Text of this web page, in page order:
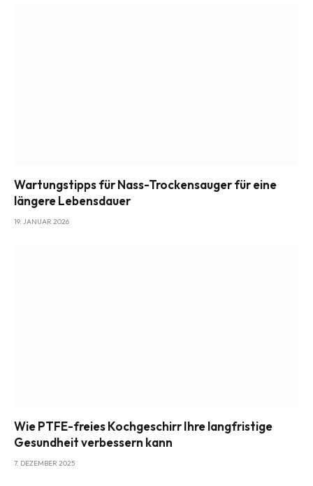
Wartungstipps für Nass-Trockensauger für eine
längere Lebensdauer
19. JANUAR 2026
Wie PTFE-freies Kochgeschirr Ihre langfristige
Gesundheit verbessern kann
7. DEZEMBER 2025